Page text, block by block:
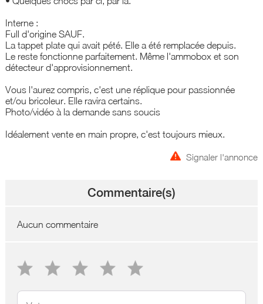
Interne :
Full d'origine SAUF.
La tappet plate qui avait pété. Elle a été remplacée depuis.
Le reste fonctionne parfaitement. Même l'ammobox et son
détecteur d'approvisionnement.
Vous l'aurez compris, c'est une réplique pour passionnée
et/ou bricoleur. Elle ravira certains.
Photo/vidéo à la demande sans soucis
Idéalement vente en main propre, c'est toujours mieux.
Signaler l'annonce
Commentaire(s)
Aucun commentaire